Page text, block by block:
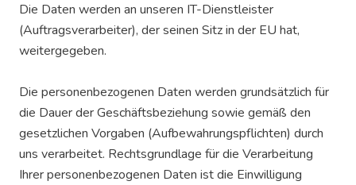
Die Daten werden an unseren IT-Dienstleister
(Auftragsverarbeiter), der seinen Sitz in der EU hat,
weitergegeben.
Die personenbezogenen Daten werden grundsätzlich für
die Dauer der Geschäftsbeziehung sowie gemäß den
gesetzlichen Vorgaben (Aufbewahrungspflichten) durch
uns verarbeitet. Rechtsgrundlage für die Verarbeitung
Ihrer personenbezogenen Daten ist die Einwilligung